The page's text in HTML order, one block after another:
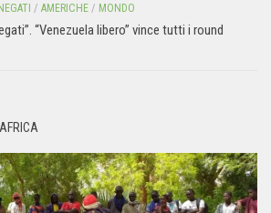
/ AMERICHE / MONDO
“Venezuela libero” vince tutti i round